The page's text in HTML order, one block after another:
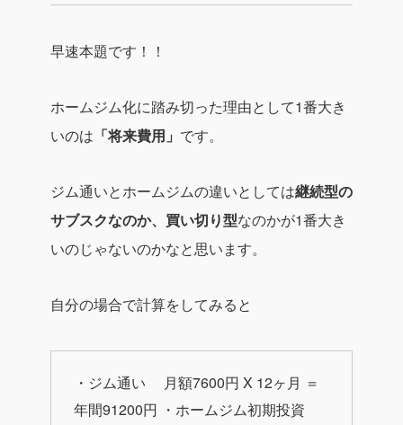
早速本題です！！
ホームジム化に踏み切った理由として1番大き
いのは 「将来費用」 です。
ジム通いとホームジムの違いとしては継続型の
サブスクなのか、買い切り型なのかが1番大き
いのじゃないのかなと思います。
自分の場合で計算をしてみると
・ジム通い 月額7600円 X 12ヶ月 ＝
年間91200円 ・ホームジム初期投資